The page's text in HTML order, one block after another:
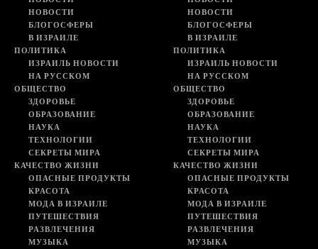
НОВОСТИ
БЛОГОСФЕРЫ
В ИЗРАИЛЕ
ПОЛИТИКА
ИЗРАИЛЬ НОВОСТИ
НА РУССКОМ
ОБЩЕСТВО
ЗДОРОВЬЕ
ОБРАЗОВАНИЕ
НАУКА
ТЕХНОЛОГИИ
СЕКРЕТЫ МИРА
КАЧЕСТВО ЖИЗНИ
ОПАСНЫЕ ПРОДУКТЫ
КРАСОТА
МОДА В ИЗРАИЛЕ
ПУТЕШЕСТВИЯ
РАЗВЛЕЧЕНИЯ
МУЗЫКА
НОВОСТИ
БЛОГОСФЕРЫ
В ИЗРАИЛЕ
ПОЛИТИКА
ИЗРАИЛЬ НОВОСТИ
НА РУССКОМ
ОБЩЕСТВО
ЗДОРОВЬЕ
ОБРАЗОВАНИЕ
НАУКА
ТЕХНОЛОГИИ
СЕКРЕТЫ МИРА
КАЧЕСТВО ЖИЗНИ
ОПАСНЫЕ ПРОДУКТЫ
КРАСОТА
МОДА В ИЗРАИЛЕ
ПУТЕШЕСТВИЯ
РАЗВЛЕЧЕНИЯ
МУЗЫКА